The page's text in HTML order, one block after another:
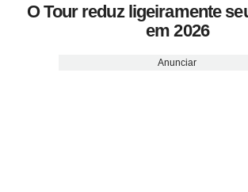
O Tour reduz ligeiramente
em 2026
Anunciar